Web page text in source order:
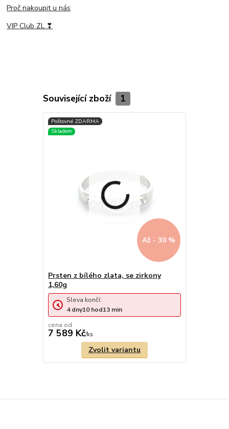
Proč nakoupit u nás
VIP Club ZL ❣
Související zboží 1
Až - 30 %
Prsten z bílého zlata, se zirkony
1,60g
cena od
7 589 Kč/ks
Sleva končí:
4 dny10hod13 min
Zvolit variantu